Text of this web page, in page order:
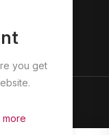
you get
more